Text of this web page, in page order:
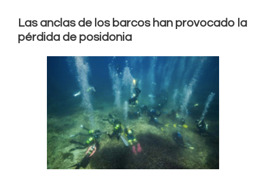
Las anclas de los barcos han provocado la
pérdida de posidonia